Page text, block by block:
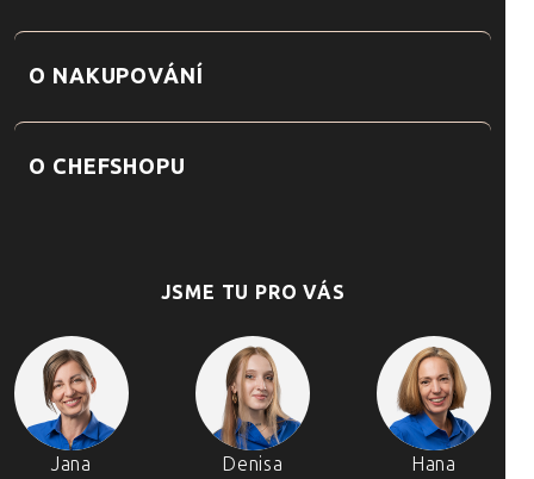
O NAKUPOVÁNÍ
O CHEFSHOPU
JSME TU PRO VÁS
Jana Denisa Hana